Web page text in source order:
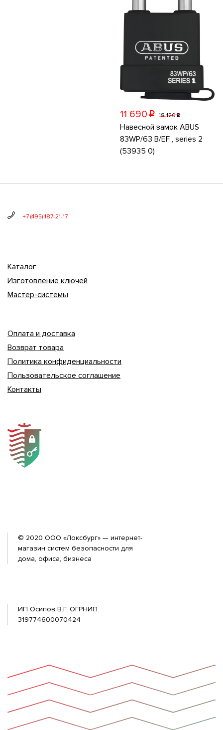
11 690 p 18 120p
Навесной замок ABUS
83WP/63 B/EF , series 2
(53935 0)
+7 (495) 187-21-17
Каталог
Изготовление ключей
Мастер-системы
Оплата и доставка
Возврат товара
Политика конфиденциальности
Пользовательское соглашение
Контакты
© 2020 ООО «Локсбург» — интернет-
магазин систем безопасности для
дома, офиса, бизнеса
ИП Осипов В.Г. ОГРНИП
319774600070424